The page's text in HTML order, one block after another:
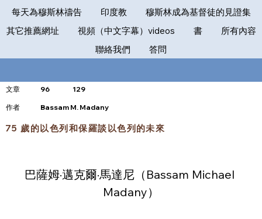
每天為穆斯林禱告
印度教
穆斯林成為基督徒的見證集
其它推薦網址
視頻（中文字幕）videos 書
所有內容
聯絡我們
答問
文章 96 129
​作者 Bassam M. Madany
75 歲的以色列和保羅談以色列的未來
巴薩姆·邁克爾·馬達尼（Bassam Michael
Madany）